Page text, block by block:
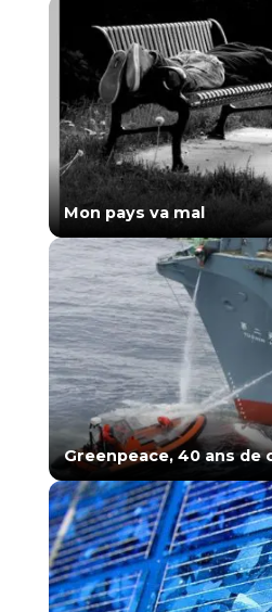
Mon pays va mal
Greenpeace, 40 ans de